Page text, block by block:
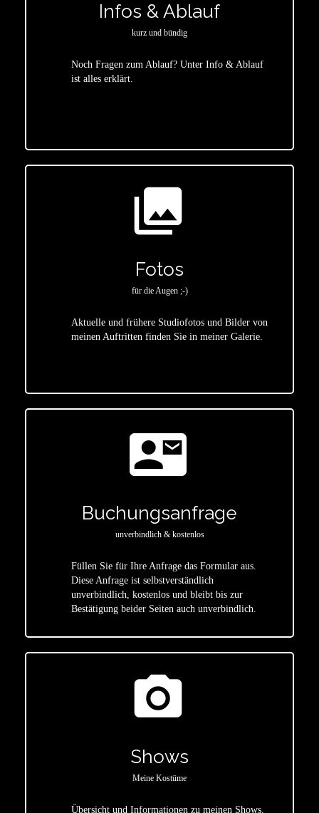
Infos & Ablauf
kurz und bündig
Noch Fragen zum Ablauf? Unter Info & Ablauf
ist alles erklärt.
photo_library
Fotos
für die Augen ;-)
Aktuelle und frühere Studiofotos und Bilder von
meinen Auftritten finden Sie in meiner Galerie.
contact_mail
Buchungsanfrage
unverbindlich & kostenlos
Füllen Sie für Ihre Anfrage das Formular aus.
Diese Anfrage ist selbstverständlich
unverbindlich, kostenlos und bleibt bis zur
Bestätigung beider Seiten auch unverbindlich.
photo_camera
Shows
Meine Kostüme
Übersicht und Informationen zu meinen Shows.